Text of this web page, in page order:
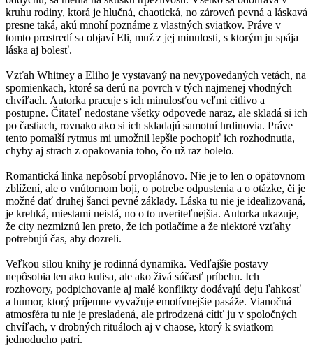
kruhu rodiny, ktorá je hlučná, chaotická, no zároveň pevná a láskavá
presne taká, akú mnohí poznáme z vlastných sviatkov. Práve v
tomto prostredí sa objaví Eli, muž z jej minulosti, s ktorým ju spája
láska aj bolesť.
Vzťah Whitney a Eliho je vystavaný na nevypovedaných vetách, na
spomienkach, ktoré sa derú na povrch v tých najmenej vhodných
chvíľach. Autorka pracuje s ich minulosťou veľmi citlivo a
postupne. Čitateľ nedostane všetky odpovede naraz, ale skladá si ich
po častiach, rovnako ako si ich skladajú samotní hrdinovia. Práve
tento pomalší rytmus mi umožnil lepšie pochopiť ich rozhodnutia,
chyby aj strach z opakovania toho, čo už raz bolelo.
Romantická linka nepôsobí prvoplánovo. Nie je to len o opätovnom
zblížení, ale o vnútornom boji, o potrebe odpustenia a o otázke, či je
možné dať druhej šanci pevné základy. Láska tu nie je idealizovaná,
je krehká, miestami neistá, no o to uveriteľnejšia. Autorka ukazuje,
že city nezmiznú len preto, že ich potlačíme a že niektoré vzťahy
potrebujú čas, aby dozreli.
Veľkou silou knihy je rodinná dynamika. Vedľajšie postavy
nepôsobia len ako kulisa, ale ako živá súčasť príbehu. Ich
rozhovory, podpichovanie aj malé konflikty dodávajú deju ľahkosť
a humor, ktorý príjemne vyvažuje emotívnejšie pasáže. Vianočná
atmosféra tu nie je presladená, ale prirodzená cítiť ju v spoločných
chvíľach, v drobných rituáloch aj v chaose, ktorý k sviatkom
jednoducho patrí.